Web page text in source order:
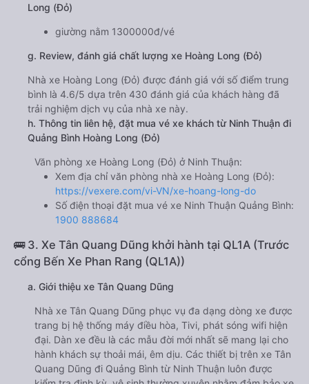
Long (Đỏ)
giường nằm 1300000đ/vé
g. Review, đánh giá chất lượng xe Hoàng Long (Đỏ)
Nhà xe Hoàng Long (Đỏ) được đánh giá với số điểm trung
bình là 4.6/5 dựa trên 430 đánh giá của khách hàng đã
trải nghiệm dịch vụ của nhà xe này.
h. Thông tin liên hệ, đặt mua vé xe khách từ Ninh Thuận đi
Quảng Bình Hoàng Long (Đỏ)
Văn phòng xe Hoàng Long (Đỏ) ở Ninh Thuận:
Xem địa chỉ văn phòng nhà xe Hoàng Long (Đỏ):
https://vexere.com/vi-VN/xe-hoang-long-do
Số điện thoại đặt mua vé xe Ninh Thuận Quảng Bình:
1900 888684
🚌 3. Xe Tân Quang Dũng khởi hành tại QL1A (Trước
cổng Bến Xe Phan Rang (QL1A))
a. Giới thiệu xe Tân Quang Dũng
Nhà xe Tân Quang Dũng phục vụ đa dạng dòng xe được
trang bị hệ thống máy điều hòa, Tivi, phát sóng wifi hiện
đại. Dàn xe đều là các mẫu đời mới nhất sẽ mang lại cho
hành khách sự thoải mái, êm dịu. Các thiết bị trên xe Tân
Quang Dũng đi Quảng Bình từ Ninh Thuận luôn được